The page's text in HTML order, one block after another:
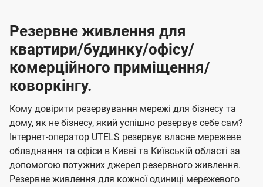
Резервне живлення для
квартири/будинку/офісу/
комерційного приміщення/
коворкінгу.
Кому довірити резервування мережі для бізнесу та
дому, як не бізнесу, який успішно резервує себе сам?
Інтернет-оператор UTELS резервує власне мережеве
обладнання та офіси в Києві та Київській області за
допомогою потужних джерел резервного живлення.
Резервне живлення для кожної одиниці мережевого